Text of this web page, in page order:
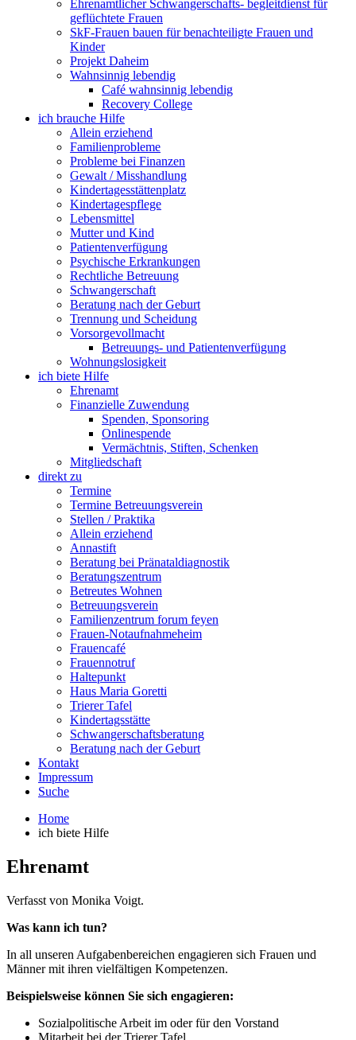
Ehrenamtlicher Schwangerschafts- begleitdienst für
geflüchtete Frauen
SkF-Frauen bauen für benachteiligte Frauen und
Kinder
Projekt Daheim
Wahnsinnig lebendig
Café wahnsinnig lebendig
Recovery College
ich brauche Hilfe
Allein erziehend
Familienprobleme
Probleme bei Finanzen
Gewalt / Misshandlung
Kindertagesstättenplatz
Kindertagespflege
Lebensmittel
Mutter und Kind
Patientenverfügung
Psychische Erkrankungen
Rechtliche Betreuung
Schwangerschaft
Beratung nach der Geburt
Trennung und Scheidung
Vorsorgevollmacht
Betreuungs- und Patientenverfügung
Wohnungslosigkeit
ich biete Hilfe
Ehrenamt
Finanzielle Zuwendung
Spenden, Sponsoring
Onlinespende
Vermächtnis, Stiften, Schenken
Mitgliedschaft
direkt zu
Termine
Termine Betreuungsverein
Stellen / Praktika
Allein erziehend
Annastift
Beratung bei Pränataldiagnostik
Beratungszentrum
Betreutes Wohnen
Betreuungsverein
Familienzentrum forum feyen
Frauen-Notaufnahmeheim
Frauencafé
Frauennotruf
Haltepunkt
Haus Maria Goretti
Trierer Tafel
Kindertagsstätte
Schwangerschaftsberatung
Beratung nach der Geburt
Kontakt
Impressum
Suche
Home
ich biete Hilfe
Ehrenamt
Verfasst von Monika Voigt.
Was kann ich tun?
In all unseren Aufgabenbereichen engagieren sich Frauen und
Männer mit ihren vielfältigen Kompetenzen.
Beispielsweise können Sie sich engagieren:
Sozialpolitische Arbeit im oder für den Vorstand
Mitarbeit bei der Trierer Tafel